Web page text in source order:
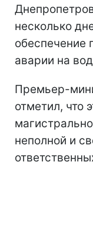
несколько
обеспечение
аварии на
Премьер-
отметил, что
неполной и